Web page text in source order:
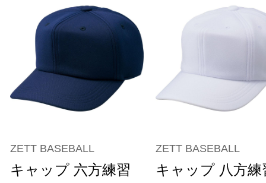
ZETT BASEBALL
キャップ 六方練習
ZETT BASEBALL
キャップ 八方練